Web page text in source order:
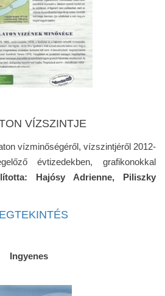
VÍZSZINTJE
vízminőségéről, vízszintjéről 2012-
évtizedekben, grafikonokkal
Hajósy Adrienne, Piliszky
Ingyenes